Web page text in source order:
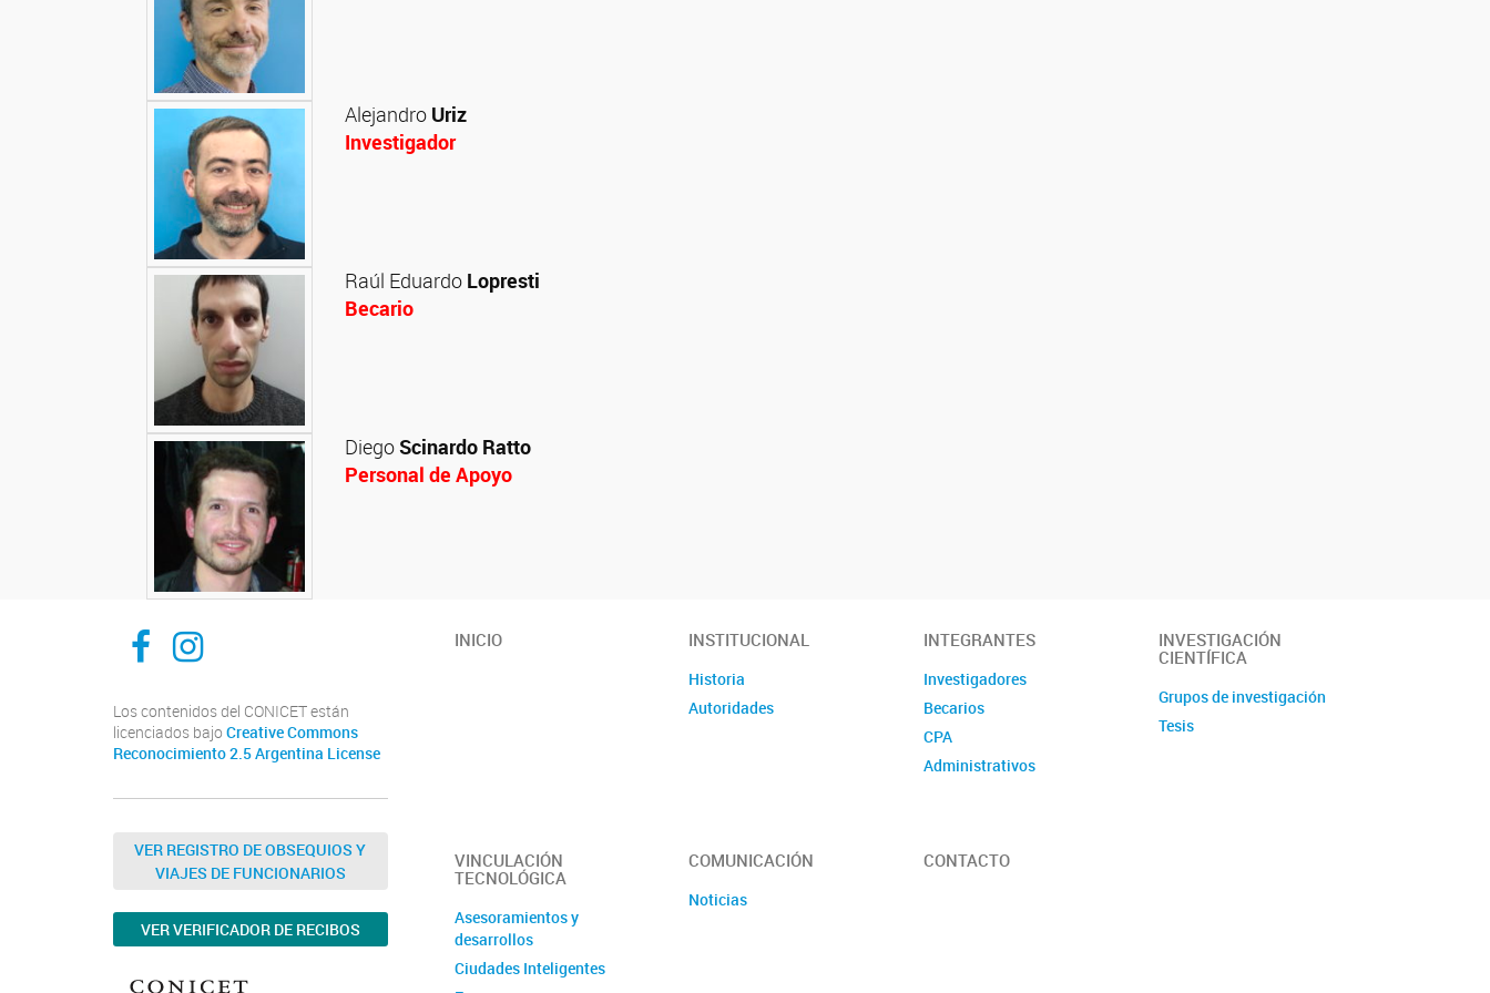
Alejandro Uriz
Investigador
Raúl Eduardo Lopresti
Becario
DiegoScinardo Ratto
Personal de Apoyo
Facebook
Instagram
Los contenidos del CONICET están
licenciados bajo Creative Commons
Reconocimiento 2.5 Argentina License
VER REGISTRO DE OBSEQUIOS Y
VIAJES DE FUNCIONARIOS
VER VERIFICADOR DE RECIBOS
INICIO INSTITUCIONAL
Historia
Autoridades
INTEGRANTES
Investigadores
Becarios
CPA
Administrativos
INVESTIGACIÓN
CIENTÍFICA
Grupos de investigación
Tesis
VINCULACIÓN
TECNOLÓGICA
Asesoramientos y
desarrollos
Ciudades Inteligentes
COMUNICACIÓN
Noticias
CONTACTO